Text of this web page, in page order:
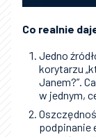
Co realnie
Jedno
korytarzu
Janem?”.
w jednym,
podpinanie